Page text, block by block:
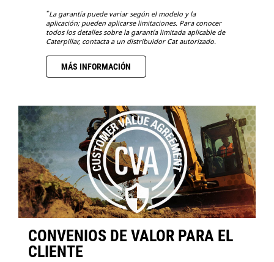
*La garantía puede variar según el modelo y la
aplicación; pueden aplicarse limitaciones. Para conocer
todos los detalles sobre la garantía limitada aplicable de
Caterpillar, contacta a un distribuidor Cat autorizado.
MÁS INFORMACIÓN
CONVENIOS DE VALOR PARA EL
CLIENTE